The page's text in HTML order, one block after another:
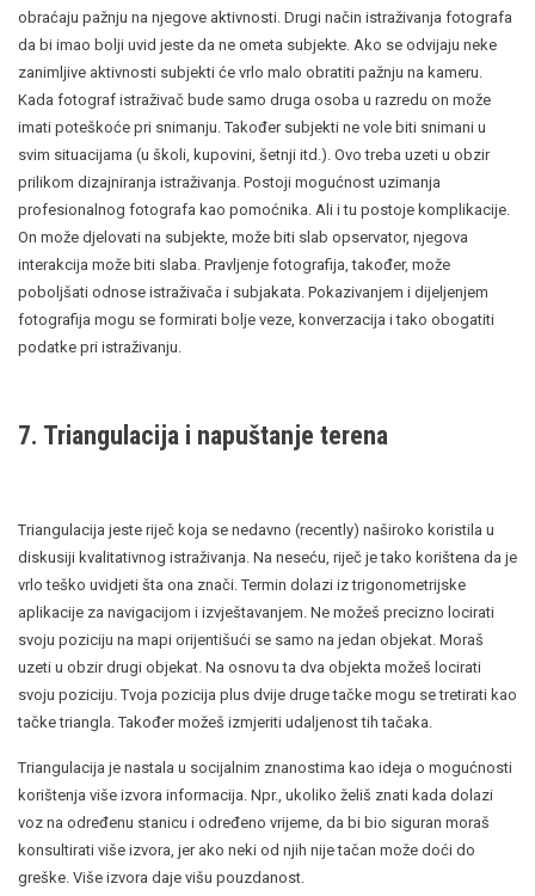
obraćaju pažnju na njegove aktivnosti. Drugi način istraživanja fotografa
da bi imao bolji uvid jeste da ne ometa subjekte. Ako se odvijaju neke
zanimljive aktivnosti subjekti će vrlo malo obratiti pažnju na kameru.
Kada fotograf istraživač bude samo druga osoba u razredu on može
imati poteškoće pri snimanju. Također subjekti ne vole biti snimani u
svim situacijama (u školi, kupovini, šetnji itd.). Ovo treba uzeti u obzir
prilikom dizajniranja istraživanja. Postoji mogućnost uzimanja
profesionalnog fotografa kao pomoćnika. Ali i tu postoje komplikacije.
On može djelovati na subjekte, može biti slab opservator, njegova
interakcija može biti slaba. Pravljenje fotografija, također, može
poboljšati odnose istraživača i subjakata. Pokazivanjem i dijeljenjem
fotografija mogu se formirati bolje veze, konverzacija i tako obogatiti
podatke pri istraživanju.
7. Triangulacija i napuštanje terena
Triangulacija jeste riječ koja se nedavno (recently) naširoko koristila u
diskusiji kvalitativnog istraživanja. Na neseću, riječ je tako korištena da je
vrlo teško uvidjeti šta ona znači. Termin dolazi iz trigonometrijske
aplikacije za navigacijom i izvještavanjem. Ne možeš precizno locirati
svoju poziciju na mapi orijentišući se samo na jedan objekat. Moraš
uzeti u obzir drugi objekat. Na osnovu ta dva objekta možeš locirati
svoju poziciju. Tvoja pozicija plus dvije druge tačke mogu se tretirati kao
tačke triangla. Također možeš izmjeriti udaljenost tih tačaka.
Triangulacija je nastala u socijalnim znanostima kao ideja o mogućnosti
korištenja više izvora informacija. Npr., ukoliko želiš znati kada dolazi
voz na određenu stanicu i određeno vrijeme, da bi bio siguran moraš
konsultirati više izvora, jer ako neki od njih nije tačan može doći do
greške. Više izvora daje višu pouzdanost.